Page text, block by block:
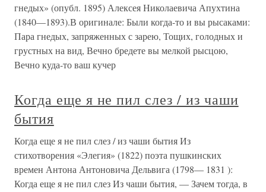
гнедых» (опубл. 1895) Алексея Николаевича Апухтина
(1840—1893).В оригинале: Были когда-то и вы рысаками:
Пара гнедых, запряженных с зарею, Тощих, голодных и
грустных на вид, Вечно бредете вы мелкой рысцою,
Вечно куда-то ваш кучер
Когда еще я не пил слез / из чаши
бытия
Когда еще я не пил слез / из чаши бытия Из
стихотворения «Элегия» (1822) поэта пушкинских
времен Антона Антоновича Дельвига (1798— 1831 ):
Когда еще я не пил слез Из чаши бытия, — Зачем тогда, в